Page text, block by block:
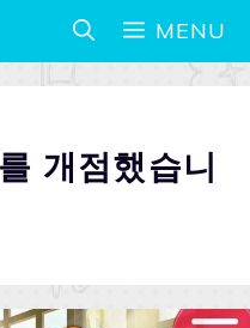
MENU
개점했습니